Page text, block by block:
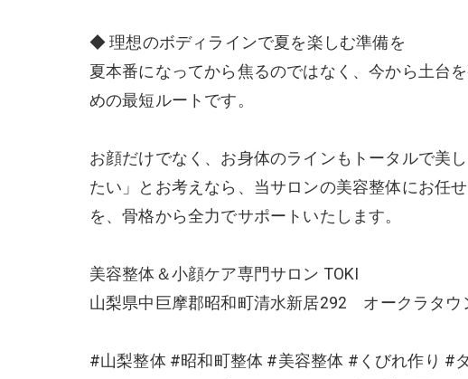
◆ 理想のボディラインで夏を楽しむ準備を
夏本番になってから焦るのではなく、今から土台
めの最短ルートです。
お顔だけでなく、お身体のラインもトータルで美
たい」とお考えなら、当サロンの美容整体にお任
を、骨格から全力でサポートいたします。
美容整体＆小顔ケア専門サロン TOKI
山梨県中巨摩郡昭和町清水新居292 オークラタウ
#山梨整体 #昭和町整体 #美容整体 #くびれ作り #